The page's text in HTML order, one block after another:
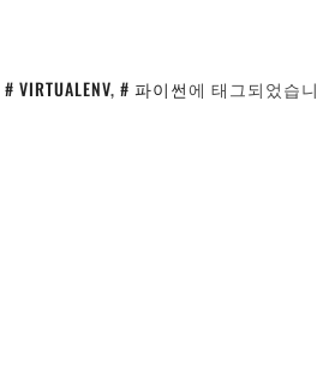
VIRTUALENV, 파이썬에 태그되었습니